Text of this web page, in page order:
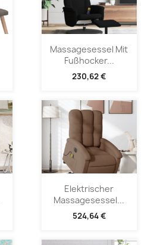
Massagesessel Mit
Fußhocker...
230,62 €
Elektrischer
Massagesessel...
524,64 €